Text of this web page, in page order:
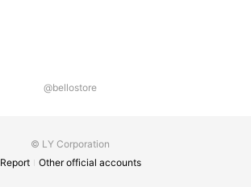
@bellostore
© LY Corporation
Report
Other official accounts